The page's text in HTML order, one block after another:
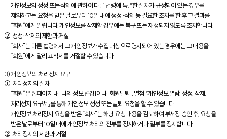
개인정보의 정정 또는 삭제에 관하여 다른 법령에 특별한 절차가 규정되어 있는 경우를
제외하고는 요청을 받은 날로부터 10일 내에 정정∙삭제 등 필요한 조치를 한 후 그 결과를
“회원”에게 알립니다. 개인정보를 삭제할 경우에는 복구 또는 재생되지 않도록 조치합니다.
② 정정∙삭제의 제한과 거절
“회사”는 다른 법령에서 그 개인정보가 수집 대상으로 명시되어 있는 경우에는 그 내용을
“회원”에게 알리고 삭제를 거절할 수 있습니다.
3) 개인정보의 처리정지 요구
① 처리정지의 절차
“회원”은 웹페이지 내 [나의 정보 변경]이나 [회원탈퇴], 별첨 『개인정보 열람, 정정, 삭제,
처리정지 요구서』를 통해 개인정보 정정 또는 탈퇴 요청을 할 수 있습니다.
개인정보 처리정지 요청을 받은 “회사”는 해당 요청 내용을 검토하여 부서장 승인 후, 요청을
받은 날로부터 10일 내에 개인정보 처리의 전부를 정지하거나 일부를 정지합니다.
② 처리정지의 제한과 거절